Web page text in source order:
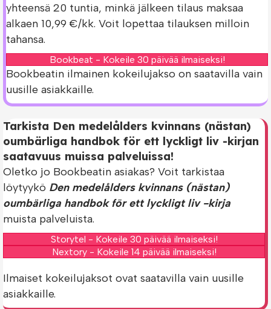
yhteensä 20 tuntia, minkä jälkeen tilaus maksaa
alkaen 10,99 €/kk. Voit lopettaa tilauksen milloin
tahansa.
Bookbeat - Kokeile 30 päivää ilmaiseksi!
Bookbeatin ilmainen kokeilujakso on saatavilla vain
uusille asiakkaille.
Tarkista Den medelålders kvinnans (nästan)
oumbärliga handbok för ett lyckligt liv -kirjan
saatavuus muissa palveluissa!
Oletko jo Bookbeatin asiakas? Voit tarkistaa
löytyykö Den medelålders kvinnans (nästan)
oumbärliga handbok för ett lyckligt liv -kirja
muista palveluista.
Storytel - Kokeile 30 päivää ilmaiseksi!
Nextory - Kokeile 14 päivää ilmaiseksi!
Ilmaiset kokeilujaksot ovat saatavilla vain uusille
asiakkaille.